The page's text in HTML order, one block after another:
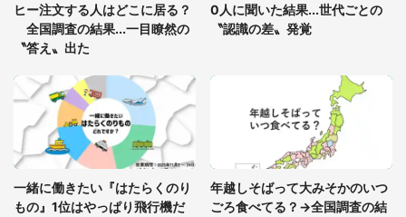
ヒー注文する人はどこに居る？
全国調査の結果...一目瞭然の
〝答え〟出た
0人に聞いた結果...世代ごとの
〝認識の差〟発覚
一緒に働きたい『はたらくのり
もの』1位はやっぱり飛行機だ
年越しそばって大みそかのいつ
ごろ食べてる？→全国調査の結